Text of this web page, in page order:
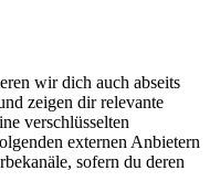
wir dich auch abseits
zeigen dir relevante
verschlüsselten
externen Anbietern
sofern du deren